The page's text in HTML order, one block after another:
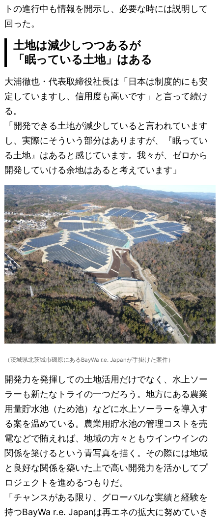
トの進行中も情報を開示し、必要な時には説明して
回った。
土地は減少しつつあるが
「眠っている土地」はある
大浦徹也・代表取締役社長は「日本は制度的にも安
定していますし、信用度も高いです」と言って続け
る。
「開発できる土地が減少していると言われています
し、実際にそういう部分はありますが、『眠ってい
る土地』はあると感じています。我々が、ゼロから
開発していける余地はあると考えています」
（茨城県北茨城市磯原にあるBayWa r.e. Japanが手掛けた案件）
開発力を発揮しての土地活用だけでなく、水上ソー
ラーも新たなトライの一つだろう。地方にある農業
用量貯水池（ため池）などに水上ソーラーを導入す
る案を温めている。農業用貯水池の管理コストを売
電などで賄えれば、地域の方々ともウインウインの
関係を築けるという青写真を描く。その際には地域
と良好な関係を築いた上で高い開発力を活かしてプ
ロジェクトを進めるつもりだ。
「チャンスがある限り、グローバルな実績と経験を
持つBayWa r.e. Japanは再エネの拡大に努めていき